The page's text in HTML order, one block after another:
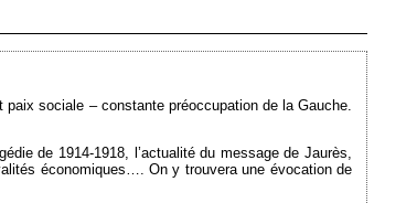
sociale – constante préoccupation de la Gauche.
de 1914-1918, l’actualité du message de Jaurès,
économiques…. On y trouvera une évocation de